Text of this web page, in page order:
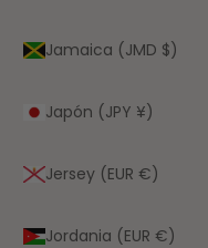
Jamaica (JMD $)
Japón (JPY ¥)
Jersey (EUR €)
Jordania (EUR €)